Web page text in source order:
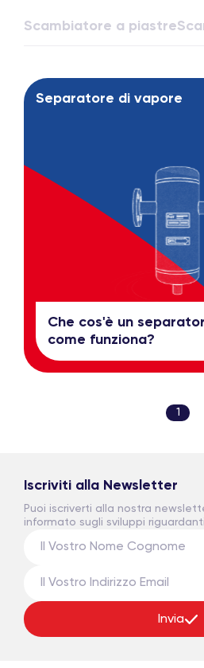
Scambiatore a piastre
Separatore di vapore
Che cos'è un
come funziona?
1
Iscriviti alla Newsletter
Puoi iscriverti alla nostra
informato sugli sviluppi riguardanti
Invia